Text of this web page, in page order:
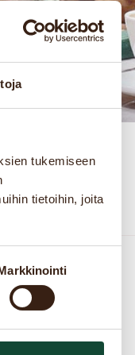
tukemiseen
tietoihin, joita